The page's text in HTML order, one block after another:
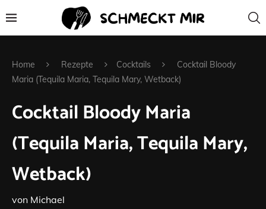
Home Rezepte Cocktails
Cocktail Bloody
Maria (Tequila Maria, Tequila Mary, Wetback)
Cocktail Bloody Maria
(Tequila Maria, Tequila Mary,
Wetback)
von Michael